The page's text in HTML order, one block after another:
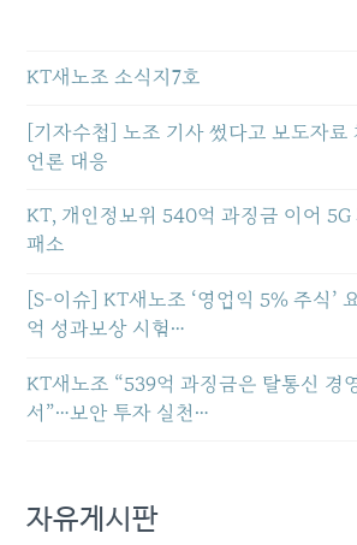
KT새노조 소식지7호
[기자수첩] 노조 기사 썼다고 보도자
언론 대응
KT, 개인정보위 540억 과징금 이어
패소
[S-이슈] KT새노조 ‘영업익 5% 주식’
억 성과보상 시험…
KT새노조 “539억 과징금은 탈통신 경
서”…보안 투자 실천…
자유게시판